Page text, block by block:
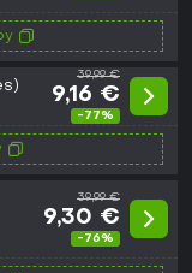
39,99 €
9,16 €
-77%
39,99 €
9,30 €
-76%